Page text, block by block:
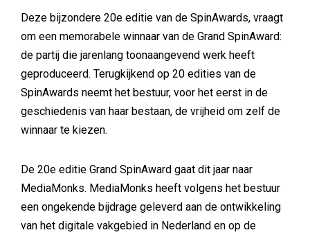
Deze bijzondere 20e editie van de SpinAwards, vraagt
om een memorabele winnaar van de Grand SpinAward:
de partij die jarenlang toonaangevend werk heeft
geproduceerd. Terugkijkend op 20 edities van de
SpinAwards neemt het bestuur, voor het eerst in de
geschiedenis van haar bestaan, de vrijheid om zelf de
winnaar te kiezen.
De 20e editie Grand SpinAward gaat dit jaar naar
MediaMonks. MediaMonks heeft volgens het bestuur
een ongekende bijdrage geleverd aan de ontwikkeling
van het digitale vakgebied in Nederland en op de